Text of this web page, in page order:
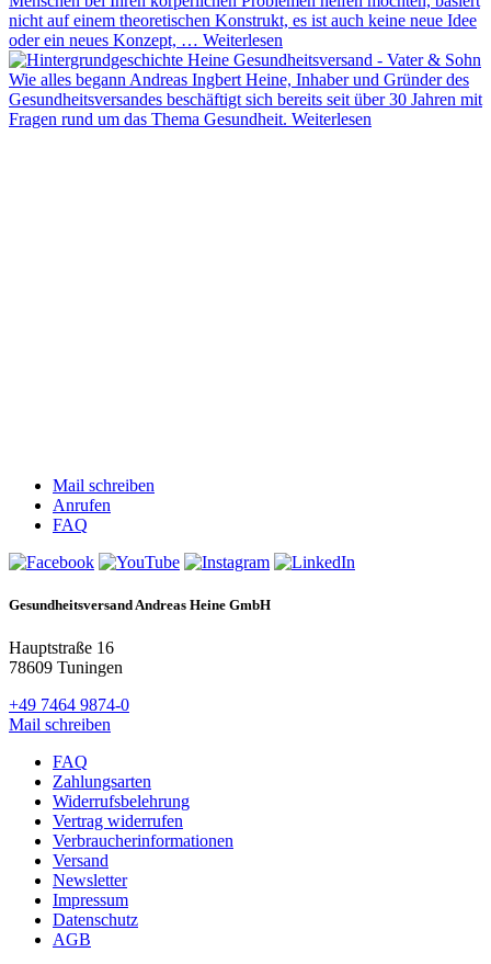
nicht auf einem theoretischen Konstrukt, es ist auch keine neue Idee
oder ein neues Konzept, … Weiterlesen
Wie alles begann Andreas Ingbert Heine, Inhaber und Gründer des
Gesundheitsversandes beschäftigt sich bereits seit über 30 Jahren mit
Fragen rund um das Thema Gesundheit. Weiterlesen
Mail schreiben
Anrufen
FAQ
Gesundheitsversand Andreas Heine GmbH
Hauptstraße 16
78609 Tuningen
+49 7464 9874-0
Mail schreiben
FAQ
Zahlungsarten
Widerrufsbelehrung
Vertrag widerrufen
Verbraucherinformationen
Versand
Newsletter
Impressum
Datenschutz
AGB